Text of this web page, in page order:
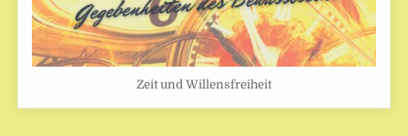
Zeit und Willensfreiheit